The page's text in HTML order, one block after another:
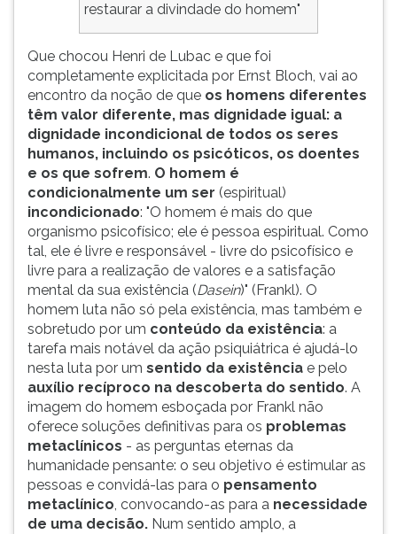
restaurar a divindade do homem"
Que chocou Henri de Lubac e que foi
completamente explicitada por Ernst Bloch, vai ao
encontro da noção de que os homens diferentes
têm valor diferente, mas dignidade igual: a
dignidade incondicional de todos os seres
humanos, incluindo os psicóticos, os doentes
e os que sofrem. O homem é
condicionalmente um ser (espiritual)
incondicionado: "O homem é mais do que
organismo psicofísico; ele é pessoa espiritual. Como
tal, ele é livre e responsável - livre do psicofísico e
livre para a realização de valores e a satisfação
mental da sua existência (Dasein)" (Frankl). O
homem luta não só pela existência, mas também e
sobretudo por um conteúdo da existência: a
tarefa mais notável da ação psiquiátrica é ajudá-lo
nesta luta por um sentido da existência e pelo
auxílio recíproco na descoberta do sentido. A
imagem do homem esboçada por Frankl não
oferece soluções definitivas para os problemas
metaclínicos - as perguntas eternas da
humanidade pensante: o seu objetivo é estimular as
pessoas e convidá-las para o pensamento
metaclínico, convocando-as para a necessidade
de uma decisão. Num sentido amplo, a